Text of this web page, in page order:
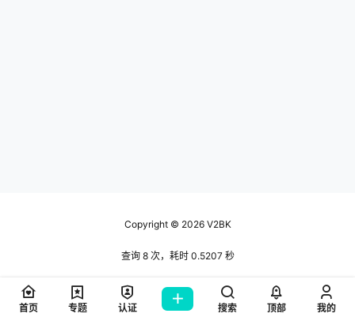
Copyright © 2026V2BK
查询 8 次，耗时 0.5207 秒
首页 专题 认证 搜索 顶部 我的